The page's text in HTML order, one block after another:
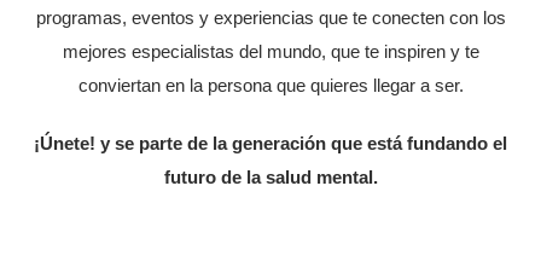
programas, eventos y experiencias que te conecten con los
mejores especialistas del mundo, que te inspiren y te
conviertan en la persona que quieres llegar a ser.
¡Únete! y se parte de la generación que está fundando el
futuro de la salud mental.